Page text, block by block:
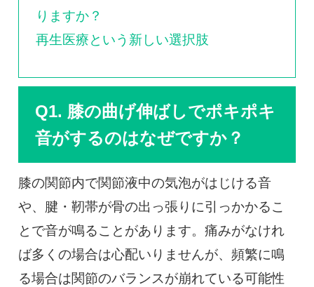
りますか？
再生医療という新しい選択肢
Q1. 膝の曲げ伸ばしでポキポキ
音がするのはなぜですか？
膝の関節内で関節液中の気泡がはじける音
や、腱・靭帯が骨の出っ張りに引っかかるこ
とで音が鳴ることがあります。痛みがなけれ
ば多くの場合は心配いりませんが、頻繁に鳴
る場合は関節のバランスが崩れている可能性